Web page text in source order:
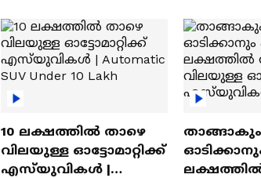
10 ലക്ഷത്തിൽ താഴെ
വിലയുള്ള ഓട്ടോമാറ്റിക്ക്
എസ്‍യുവികൾ |
താങ്ങാകും